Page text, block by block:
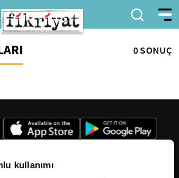
kullanımı
0 SONUÇ